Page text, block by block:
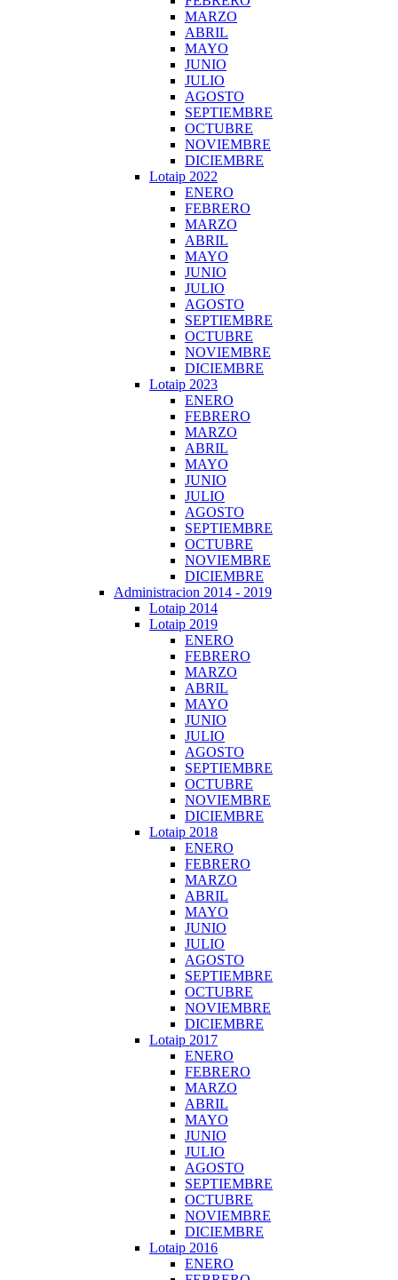
MARZO
ABRIL
MAYO
JUNIO
JULIO
AGOSTO
SEPTIEMBRE
OCTUBRE
NOVIEMBRE
DICIEMBRE
Lotaip 2022
ENERO
FEBRERO
MARZO
ABRIL
MAYO
JUNIO
JULIO
AGOSTO
SEPTIEMBRE
OCTUBRE
NOVIEMBRE
DICIEMBRE
Lotaip 2023
ENERO
FEBRERO
MARZO
ABRIL
MAYO
JUNIO
JULIO
AGOSTO
SEPTIEMBRE
OCTUBRE
NOVIEMBRE
DICIEMBRE
Administracion 2014 - 2019
Lotaip 2014
Lotaip 2019
ENERO
FEBRERO
MARZO
ABRIL
MAYO
JUNIO
JULIO
AGOSTO
SEPTIEMBRE
OCTUBRE
NOVIEMBRE
DICIEMBRE
Lotaip 2018
ENERO
FEBRERO
MARZO
ABRIL
MAYO
JUNIO
JULIO
AGOSTO
SEPTIEMBRE
OCTUBRE
NOVIEMBRE
DICIEMBRE
Lotaip 2017
ENERO
FEBRERO
MARZO
ABRIL
MAYO
JUNIO
JULIO
AGOSTO
SEPTIEMBRE
OCTUBRE
NOVIEMBRE
DICIEMBRE
Lotaip 2016
ENERO